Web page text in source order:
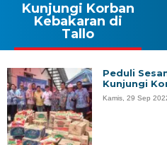
Kunjungi Korban
Kebakaran di
Tallo
Peduli
Kunjungi
Kamis, 29 Sep